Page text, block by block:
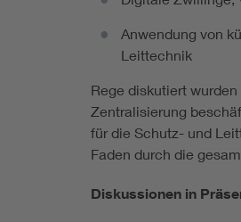
Anwendung von
Leittechnik
Rege diskutiert
Zentralisierung
für die Schutz- und
Faden durch die
Diskussionen in